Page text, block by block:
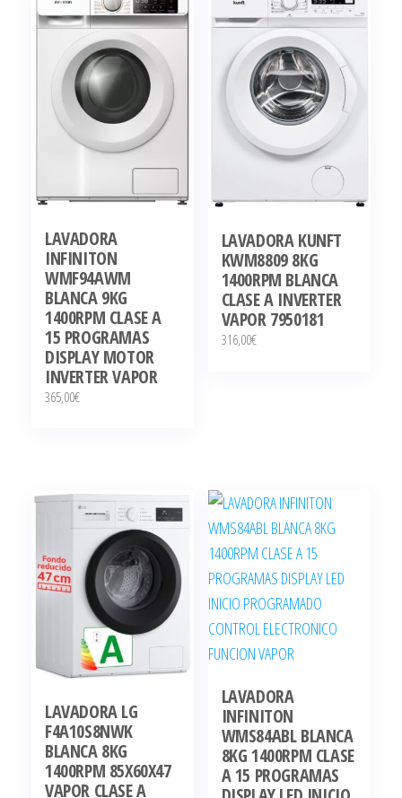
LAVADORA
INFINITON
WMF94AWM
BLANCA 9KG
1400RPM CLASE A
15 PROGRAMAS
DISPLAY MOTOR
INVERTER VAPOR
365,00€
LAVADORA KUNFT
KWM8809 8KG
1400RPM BLANCA
CLASE A INVERTER
VAPOR 7950181
316,00€
LAVADORA LG
F4A10S8NWK
BLANCA 8KG
1400RPM 85X60X47
VAPOR CLASE A
LAVADORA
INFINITON
WMS84ABL BLANCA
8KG 1400RPM CLASE
A 15 PROGRAMAS